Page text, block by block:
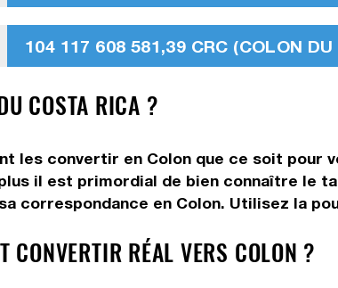
104 117 608 581,39 CRC (COLON DU
COSTA RICA ?
les convertir en Colon que ce soit pour
il est primordial de bien connaître le
correspondance en Colon. Utilisez la
CONVERTIR RÉAL VERS COLON ?